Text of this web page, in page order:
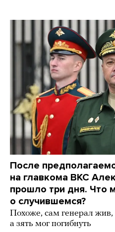
После
на главкома ВКС
прошло три дня. Что
о случившемся?
Похоже, сам генерал жив,
а зять мог погибнуть